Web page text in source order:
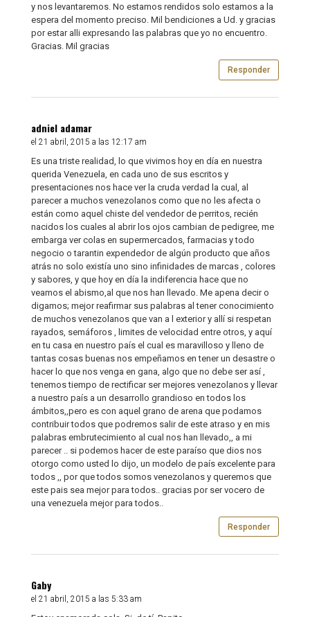
y nos levantaremos. No estamos rendidos solo estamos a la
espera del momento preciso. Mil bendiciones a Ud. y gracias
por estar alli expresando las palabras que yo no encuentro.
Gracias. Mil gracias
Responder
adniel adamar
el 21 abril, 2015 a las 12:17 am
Es una triste realidad, lo que vivimos hoy en día en nuestra
querida Venezuela, en cada uno de sus escritos y
presentaciones nos hace ver la cruda verdad la cual, al
parecer a muchos venezolanos como que no les afecta o
están como aquel chiste del vendedor de perritos, recién
nacidos los cuales al abrir los ojos cambian de pedigree, me
embarga ver colas en supermercados, farmacias y todo
negocio o tarantin expendedor de algún producto que años
atrás no solo existía uno sino infinidades de marcas , colores
y sabores, y que hoy en día la indiferencia hace que no
veamos el abismo,al que nos han llevado. Me apena decir o
digamos; mejor reafirmar sus palabras al tener conocimiento
de muchos venezolanos que van a l exterior y allí si respetan
rayados, semáforos , limites de velocidad entre otros, y aquí
en tu casa en nuestro país el cual es maravilloso y lleno de
tantas cosas buenas nos empeñamos en tener un desastre o
hacer lo que nos venga en gana, algo que no debe ser así ,
tenemos tiempo de rectificar ser mejores venezolanos y llevar
a nuestro país a un desarrollo grandioso en todos los
ámbitos,,pero es con aquel grano de arena que podamos
contribuir todos que podremos salir de este atraso y en mis
palabras embrutecimiento al cual nos han llevado,, a mi
parecer .. si podemos hacer de este paraíso que dios nos
otorgo como usted lo dijo, un modelo de país excelente para
todos ,, por que todos somos venezolanos y queremos que
este pais sea mejor para todos.. gracias por ser vocero de
una venezuela mejor para todos..
Responder
Gaby
el 21 abril, 2015 a las 5:33 am